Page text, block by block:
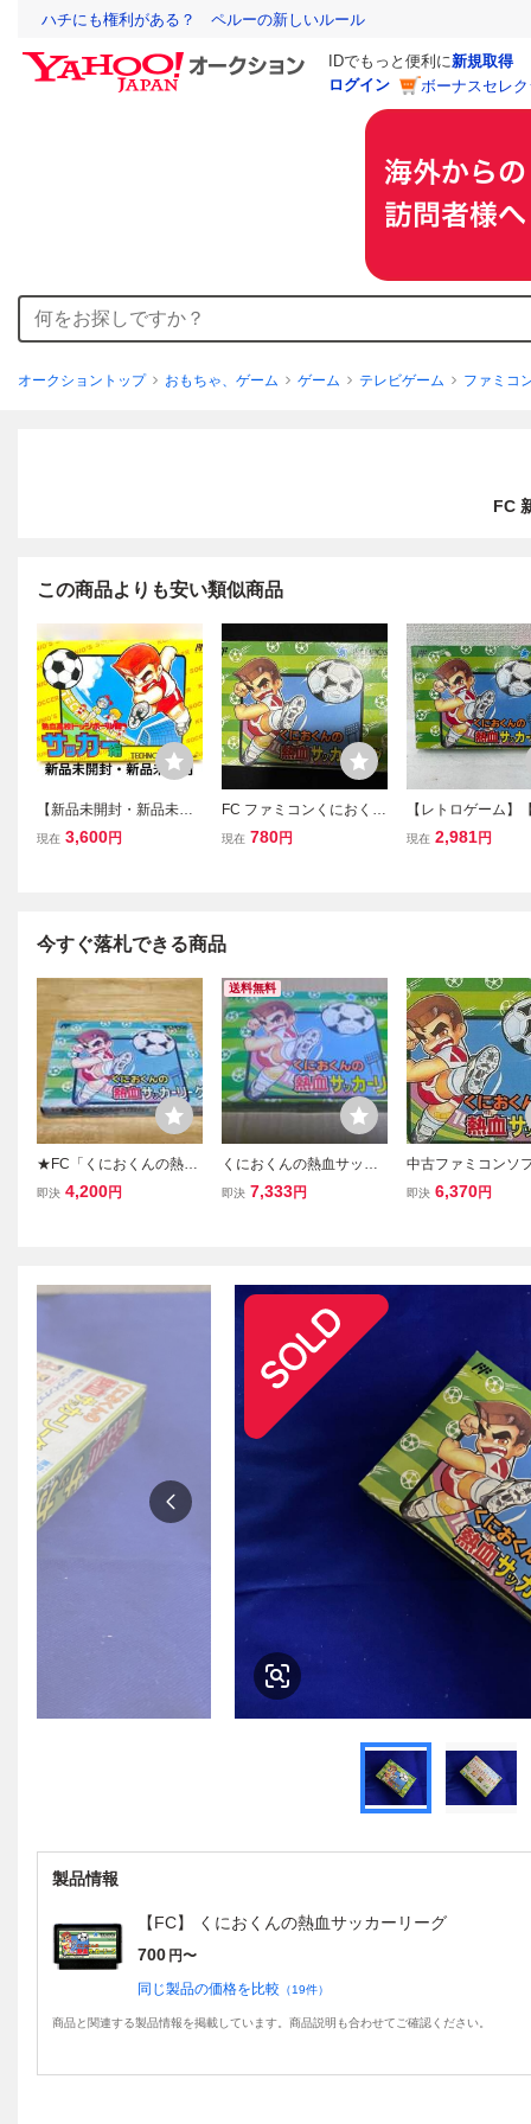
ハチにも権利がある？ ペルーの新しいルール
IDでもっと便利に新規取得
ログイン
ボーナスセレ
オークショントップ おもちゃ、ゲーム ゲーム テレビゲーム ファミコ
FC
この商品よりも安い類似商品
【新品未開封・新品未使
用】FC ファミコン 熱血
現在 3,600円
FC ファミコンくにおくん
の熱血サッカーリーグ 箱
現在 780円
【レトロゲーム】
くにおくんの熱血
現在 2,981円
今すぐ落札できる商品
★FC「くにおくんの熱血
サッカーリーグ」箱・取
即決 4,200円
送料無料
くにおくんの熱血サッカ
ーリーグ ファミコン
即決 7,333円
中古ファミコンソ
におくんの熱血サ
即決 6,370円
製品情報
【FC】 くにおくんの熱血サッカーリーグ
700 円〜
同じ製品の価格を比較 （19件）
商品と関連する製品情報を掲載しています。商品説明も合わせてご確認ください。